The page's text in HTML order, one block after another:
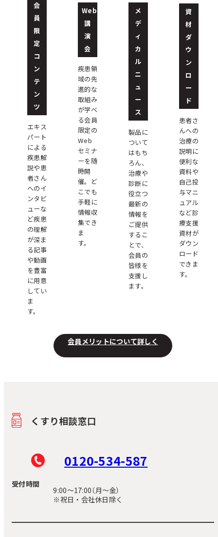
会
員
限
定
コ
ン
テ
ン
ツ
エキス
パート
による
疾患解
説や患
者さん
へのイ
ンタビ
ューな
ど疾患
の理解
が深ま
る記事
や動画
を豊富
に用意
してい
ま
す。
Web
講
演
会
疾患領
域の先
進的な
取組み
が学べ
る会員
限定の
Web
セミナ
ーを随
時開
催。ど
こでも
手軽に
情報収
集でき
ま
す。
メ
デ
ィ
カ
ル
ニ
ュ
ー
ス
製品に
ついて
はもち
ろん、
治療や
診断に
役立つ
最新の
情報を
ご提供
するこ
とで、
会員の
皆様を
支援し
ます。
資
材
ダ
ウ
ン
ロ
ー
ド
患者さ
んへの
治療の
説明に
便利な
資料や
自己投
与マニ
ュアル
など診
療支援
資材が
ダウン
ロード
できま
す。
会員メリットについて詳しく
くすり相談窓口
0120-534-587
受付時間
9:00〜17:00（月～金）
※祝日・会社休日除く